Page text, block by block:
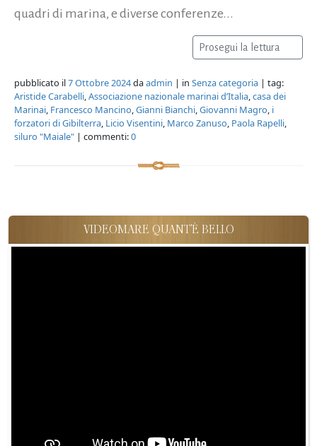
quadri di marina, e diverse conferenze...
Prosegui la lettura
pubblicato il7 Ottobre 2024daadmin | in Senza categoria | tag:
Aristide Carabelli,Associazione nazionale marinai d’Italia,casa dei
Marinai, Francesco Mancino,Gianni Bianchi,Giovanni Magro, i
forzatori di Gibilterra, Licio Visentini, Marco Zanuso, Paola Rapelli,
siluro "Maiale" | commenti:0
VIDEOMARE QUANT'È BELLO